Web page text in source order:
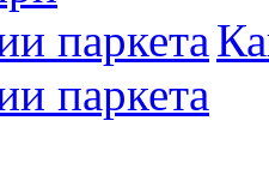
паркета